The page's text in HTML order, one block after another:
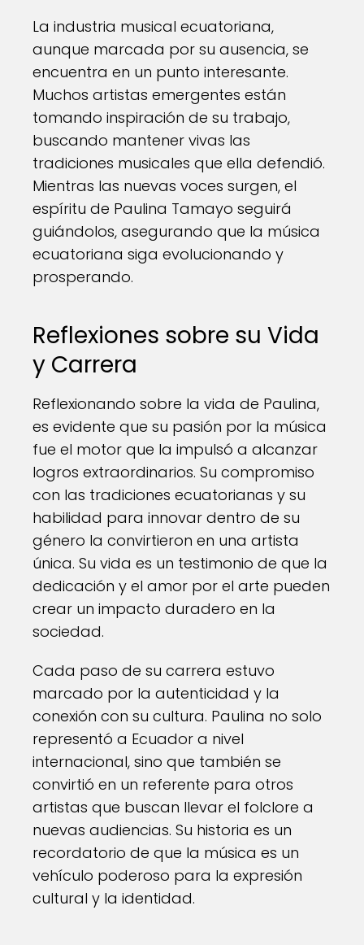
La industria musical ecuatoriana,
aunque marcada por su ausencia, se
encuentra en un punto interesante.
Muchos artistas emergentes están
tomando inspiración de su trabajo,
buscando mantener vivas las
tradiciones musicales que ella defendió.
Mientras las nuevas voces surgen, el
espíritu de Paulina Tamayo seguirá
guiándolos, asegurando que la música
ecuatoriana siga evolucionando y
prosperando.
Reflexiones sobre su Vida
y Carrera
Reflexionando sobre la vida de Paulina,
es evidente que su pasión por la música
fue el motor que la impulsó a alcanzar
logros extraordinarios. Su compromiso
con las tradiciones ecuatorianas y su
habilidad para innovar dentro de su
género la convirtieron en una artista
única. Su vida es un testimonio de que la
dedicación y el amor por el arte pueden
crear un impacto duradero en la
sociedad.
Cada paso de su carrera estuvo
marcado por la autenticidad y la
conexión con su cultura. Paulina no solo
representó a Ecuador a nivel
internacional, sino que también se
convirtió en un referente para otros
artistas que buscan llevar el folclore a
nuevas audiencias. Su historia es un
recordatorio de que la música es un
vehículo poderoso para la expresión
cultural y la identidad.